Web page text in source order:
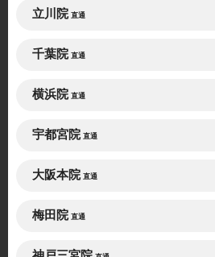
立川院 直通
千葉院 直通
横浜院 直通
宇都宮院 直通
大阪本院 直通
梅田院 直通